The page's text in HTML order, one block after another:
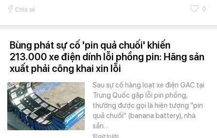
Chia sẻ 0
Bùng phát sự cố 'pin quả chuối' khiến
213.000 xe điện dính lỗi phồng pin: Hãng sản
xuất phải công khai xin lỗi
Sau sự cố hàng loạt xe điện GAC tại
Trung Quốc gặp lỗi pin phồng,
thường được gọi là hiện tượng "pin
quả chuối" (banana battery), nhà
sản…
10 giờ trước